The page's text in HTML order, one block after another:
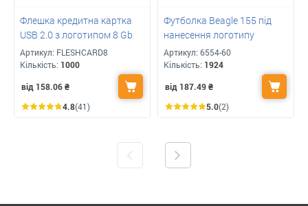
Флешка кредитна картка
USB 2.0 з логотипом 8 Gb
Артикул: FLESHCARD8
Кількість: 1000
від 158.06₴
4.8(41)
Футболка Beagle 155 під
нанесення логотипу
Артикул: 6554-60
Кількість: 1924
від 187.49₴
5.0(2)